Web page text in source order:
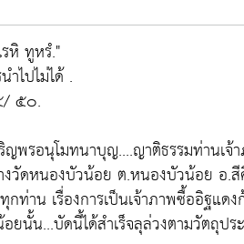
หิ ทูหรํ."
ไปไม่ได้ .
๕๐.
ญพรอนุโมทนาบุญ....ญาติธรรมท่านเ
งวัดหนองบัวน้อย ต.หนองบัวน้อย อ
กท่าน เรื่องการเป็นเจ้าภาพซื้ออิฐแ
ยนั้น...บัดนี้ได้สำเร็จลุล่วงตามวัตถุปร